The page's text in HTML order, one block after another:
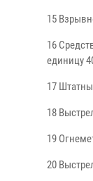
15
16
единицу
17
18
19
20